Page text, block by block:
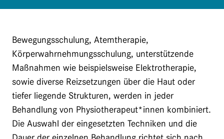
Bewegungsschulung, Atemtherapie,
Körperwahrnehmungsschulung, unterstützende
Maßnahmen wie beispielsweise Elektrotherapie,
sowie diverse Reizsetzungen über die Haut oder
tiefer liegende Strukturen, werden in jeder
Behandlung von Physiotherapeut*innen kombiniert.
Die Auswahl der eingesetzten Techniken und die